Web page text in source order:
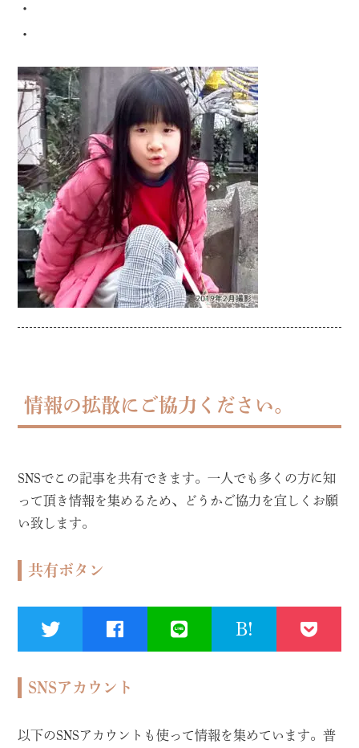
・
・
情報の拡散にご協力ください。
SNSでこの記事を共有できます。一人でも多くの方に知
って頂き情報を集めるため、どうかご協力を宜しくお願
い致します。
共有ボタン
B!
SNSアカウント
以下のSNSアカウントも使って情報を集めています。普